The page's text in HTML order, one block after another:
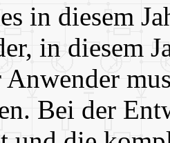
in diesem
in diesem
Bei der